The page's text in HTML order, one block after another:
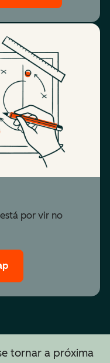
por vir no
tornar a próxima